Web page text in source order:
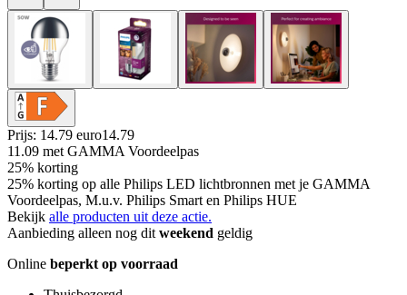
Prijs: 14.79 euro14.79
11.09 met GAMMA Voordeelpas
25% korting
25% korting op alle Philips LED lichtbronnen met je GAMMA
Voordeelpas, M.u.v. Philips Smart en Philips HUE
Bekijk alle producten uit deze actie.
Aanbieding alleen nog dit weekend geldig
Online beperkt op voorraad